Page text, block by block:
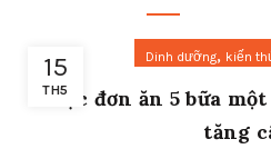
15
TH5
Dinh dưỡng, kiến
Thực đơn ăn 5 bữa
tăng